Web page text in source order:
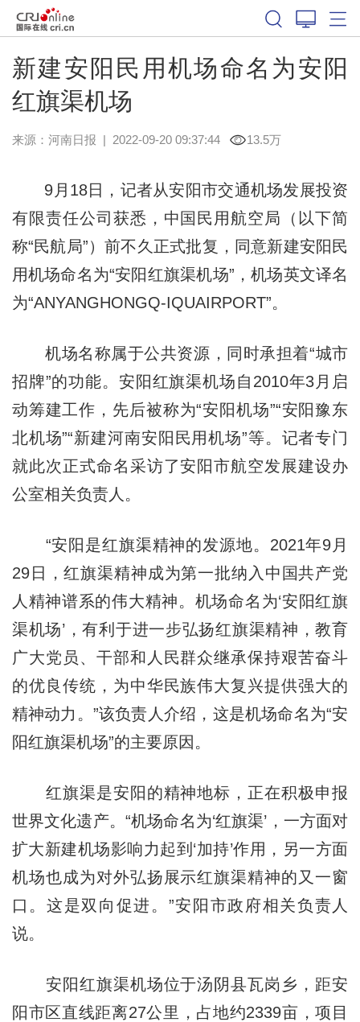
新建安阳民用机场命名为安阳
红旗渠机场
来源： 河南日报 | 2022-09-20 09:37:44 13.5万
9月18日，记者从安阳市交通机场发展投资
有限责任公司获悉，中国民用航空局（以下简
称“民航局”）前不久正式批复，同意新建安阳民
用机场命名为“安阳红旗渠机场”，机场英文译名
为“ANYANGHONGQ-IQUAIRPORT”。
机场名称属于公共资源，同时承担着“城市
招牌”的功能。安阳红旗渠机场自2010年3月启
动筹建工作，先后被称为“安阳机场”“安阳豫东
北机场”“新建河南安阳民用机场”等。记者专门
就此次正式命名采访了安阳市航空发展建设办
公室相关负责人。
“安阳是红旗渠精神的发源地。2021年9月
29日，红旗渠精神成为第一批纳入中国共产党
人精神谱系的伟大精神。机场命名为‘安阳红旗
渠机场’，有利于进一步弘扬红旗渠精神，教育
广大党员、干部和人民群众继承保持艰苦奋斗
的优良传统，为中华民族伟大复兴提供强大的
精神动力。”该负责人介绍，这是机场命名为“安
阳红旗渠机场”的主要原因。
红旗渠是安阳的精神地标，正在积极申报
世界文化遗产。“机场命名为‘红旗渠’，一方面对
扩大新建机场影响力起到‘加持’作用，另一方面
机场也成为对外弘扬展示红旗渠精神的又一窗
口。这是双向促进。”安阳市政府相关负责人
说。
安阳红旗渠机场位于汤阴县瓦岗乡，距安
阳市区直线距离27公里，占地约2339亩，项目